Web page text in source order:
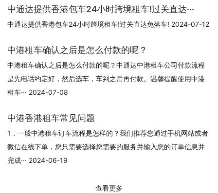
中通达提供香港包车24小时跨境租车!过关直达···
中通达提供香港包车24小时跨境租车!过关直达免落车! 2024-07-12
中港租车确认之后是怎么付款的呢？
中港租车确认之后是怎么付款的呢？中通达中港租车公司付款流程
是先电话约定好，然后选车，车到之后再付款。温馨提醒使用中港
租车··· 2024-07-08
中港香港租车常见问题
1．一般中港租车订车流程是怎样的？我们推荐您通过手机网站或者
微信在线下单，您只需要选择您需要的服务并输入您的订单信息并
完成··· 2024-06-19
查看更多